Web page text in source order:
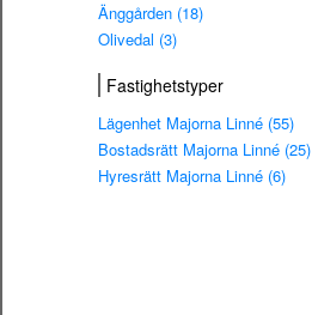
Änggården (18)
Olivedal (3)
Fastighetstyper
Lägenhet Majorna Linné (55)
Bostadsrätt Majorna Linné (25)
Hyresrätt Majorna Linné (6)